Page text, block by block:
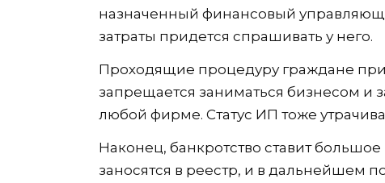
назначенный финансовый
затраты придется спрашивать у него.
Проходящие процедуру граждане
запрещается заниматься бизнесом и
любой фирме. Статус ИП тоже
Наконец, банкротство ставит
заносятся в реестр, и в дальнейшем